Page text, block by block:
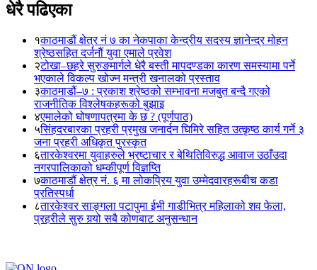
धेरै पढिएका
१काठमाडौं क्षेत्र नं ७ का नेकपाका केन्द्रीय सदस्य ज्ञानेन्द्र मोहन
श्रेष्ठसहित दर्जनौं युवा एमाले प्रवेश
२टोखा–छहरे सुरुङमार्गले धेरै बस्ती मापदण्डका कारण समस्यामा पर्ने
भएकाले विकल्प खोज्न मन्त्री खनालको प्रस्ताव
३काठमाडौं–७ : प्रकाश श्रेष्ठको सम्भावना मजबुत बन्दै गएको
राजनीतिक विश्लेषकहरूको बुझाइ
४एमालेको घोषणापत्रमा के छ ? (पूर्णपाठ)
५सिंहदरबारका प्रहरी प्रमुख जनार्दन घिमिरे सहित उत्कृष्ठ कार्य गर्ने ३
जना प्रहरी अधिकृत पुरस्कृत
६तारकेश्वरमा युवाहरुले भ्रष्टाचार र बेथितिविरुद्ध आवाज उठाँउदा
नगरपालिकाको धम्कीपूर्ण विज्ञप्ति
७काठमाडौं क्षेत्र नं. ६ मा लोकप्रिय युवा उम्मेदवारहरूबीच कडा
प्रतिस्पर्धा
८तारकेश्वर साङ्गला पटापुमा ईभी गाडीभित्र महिलाको शव फेला,
प्रहरीले सुरु गर्‍यो सबै कोणबाट अनुसन्धान